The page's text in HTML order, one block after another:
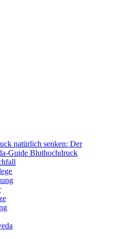
natürlich senken: Der
Guide Bluthochdruck